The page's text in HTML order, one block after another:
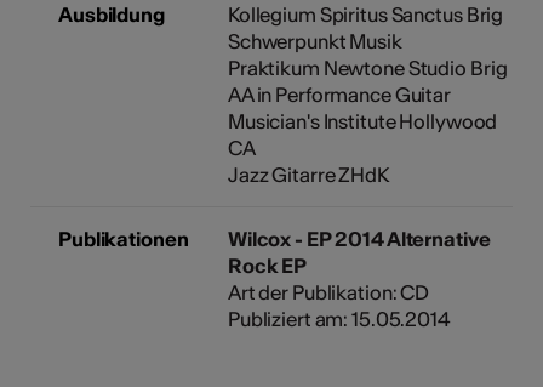
Ausbildung
Kollegium Spiritus Sanctus Brig
Schwerpunkt Musik
Praktikum Newtone Studio Brig
AA in Performance Guitar
Musician's Institute Hollywood
CA
Jazz Gitarre ZHdK
Publikationen
Wilcox - EP 2014 Alternative
Rock EP
Art der Publikation: CD
Publiziert am: 15.05.2014